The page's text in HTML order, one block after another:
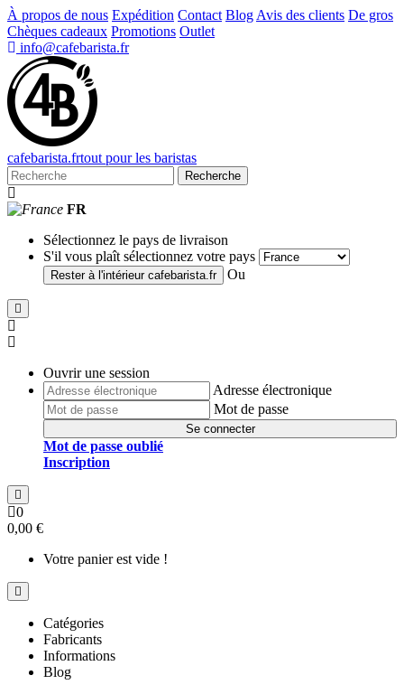
À propos de nous Expédition Contact Blog Avis des clients De gros
Chèques cadeaux Promotions Outlet
info@cafebarista.fr
cafebarista.frtout pour les baristas
Recherche
FR
Sélectionnez le pays de livraison
S'il vous plaît sélectionnez votre pays
Rester à l'intérieur cafebarista.fr Ou
Ouvrir une session
Adresse électronique
Mot de passe
Se connecter
Mot de passe oublié
Inscription
0
0,00 €
Votre panier est vide !
Catégories
Fabricants
Informations
Blog